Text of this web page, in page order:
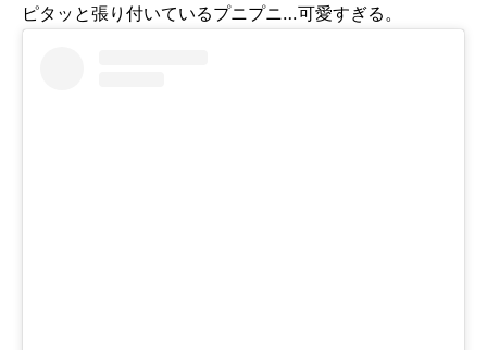
ピタッと張り付いているプニプニ…可愛すぎる。